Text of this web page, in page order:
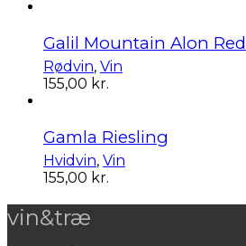
Galil Mountain Alon Red
Rødvin, Vin
155,00 kr.
Gamla Riesling
Hvidvin, Vin
155,00 kr.
vin&træ